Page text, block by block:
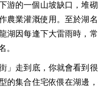
游的一個山坡缺口，堆
農業灌溉使用。至於湖
湖因每逢下大雷雨時，
。
」走到底，你就會看到
的集合住宅依偎在湖邊